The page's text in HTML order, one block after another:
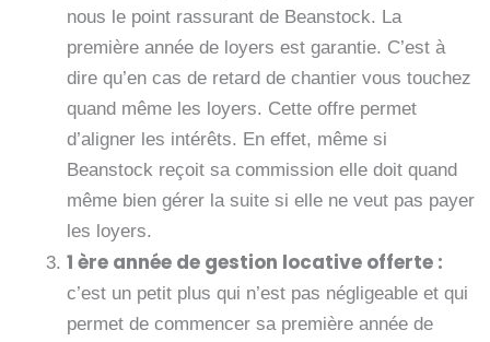
nous le point rassurant de Beanstock. La
première année de loyers est garantie. C’est à
dire qu’en cas de retard de chantier vous touchez
quand même les loyers. Cette offre permet
d’aligner les intérêts. En effet, même si
Beanstock reçoit sa commission elle doit quand
même bien gérer la suite si elle ne veut pas payer
les loyers.
1 ère année de gestion locative offerte :
c’est un petit plus qui n’est pas négligeable et qui
permet de commencer sa première année de